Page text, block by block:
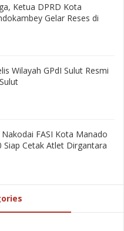
Ketua DPRD Kota
Gelar Reses di
Wilayah GPdI Sulut Resmi
FASI Kota Manado
Siap Cetak Atlet Dirgantara